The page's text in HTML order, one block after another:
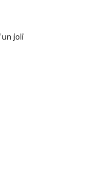
joli